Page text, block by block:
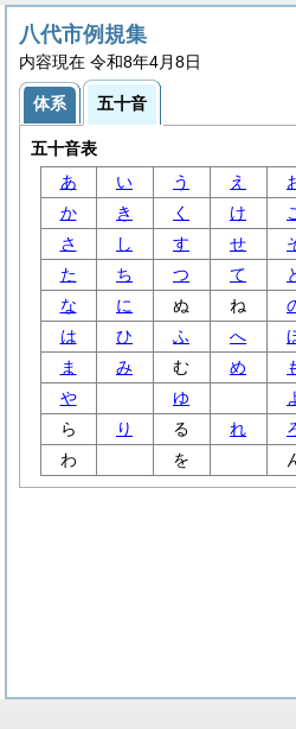
八代市例規集
内容現在 令和8年4月8日
体系 五十音
五十音表
あ
い う え
か
き く け
さ
し す せ
た
ち つ て
な
に ぬ ね
は
ひ ふ へ
ま
み む め
や
ゆ
ら
り る れ
わ
を